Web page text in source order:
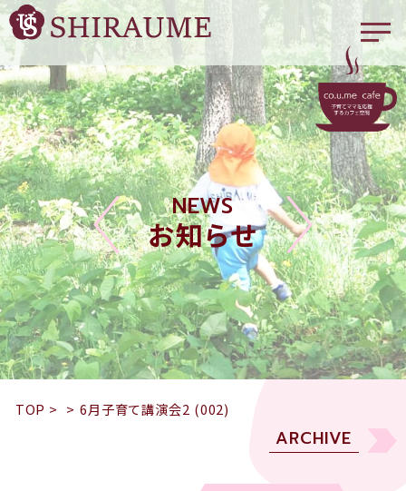
NEWS
お知らせ
TOP > > 6月子育て講演会2 (002)
ARCHIVE